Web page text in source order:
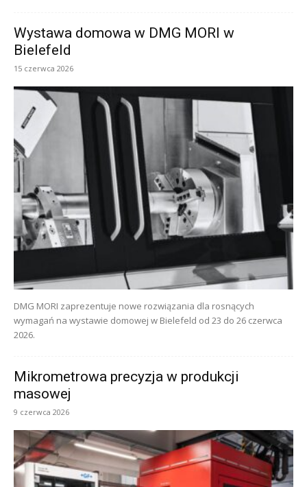
Wystawa domowa w DMG MORI w
Bielefeld
15 czerwca 2026
DMG MORI zaprezentuje nowe rozwiązania dla rosnących
wymagań na wystawie domowej w Bielefeld od 23 do 26 czerwca
2026.
Mikrometrowa precyzja w produkcji
masowej
9 czerwca 2026